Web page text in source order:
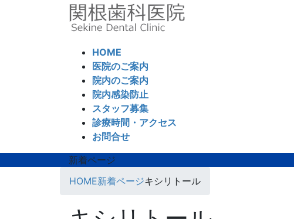
HOME
医院のご案内
院内のご案内
院内感染防止
スタッフ募集
診療時間・アクセス
お問合せ
新着ページ
HOME新着ページキシリトール